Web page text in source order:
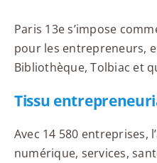
Paris 13e s’impose
pour les entrepreneurs,
Bibliothèque, Tolbiac et
Tissu
Avec 14 580 entreprises,
numérique, services,